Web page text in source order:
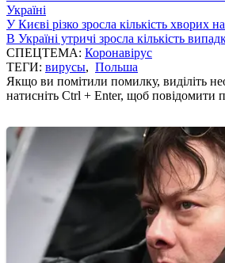
Україні
У Києві різко зросла кількість хворих
В Україні утричі зросла кількість
СПЕЦТЕМА: Коронавірус
ТЕГИ: вирусы, Польша
Якщо ви помітили помилку, виділіть
натисніть Ctrl + Enter, щоб повідомити